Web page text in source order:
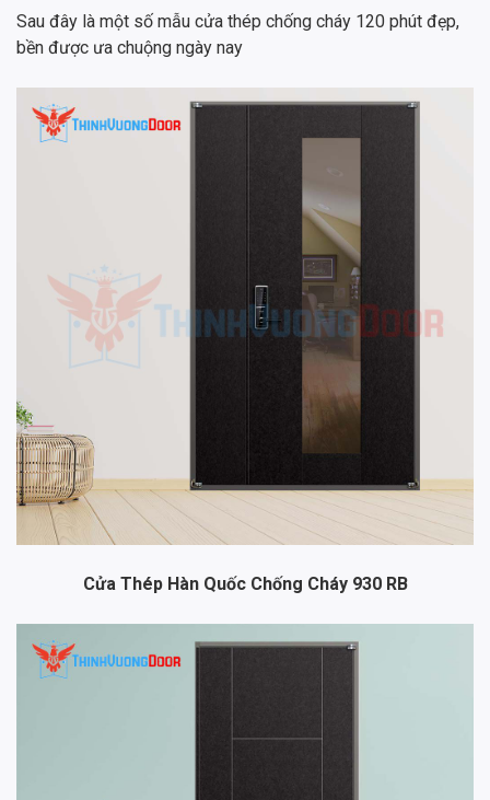
Sau đây là một số mẫu cửa thép chống cháy 120 phút đẹp,
bền được ưa chuộng ngày nay
Cửa Thép Hàn Quốc Chống Cháy 930 RB